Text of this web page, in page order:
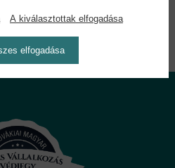
A kiválasztottak elfogadása
elfogadása